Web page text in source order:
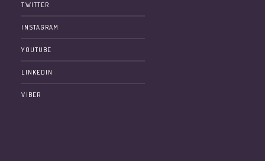
TWITTER
INSTAGRAM
YOUTUBE
LINKEDIN
VIBER